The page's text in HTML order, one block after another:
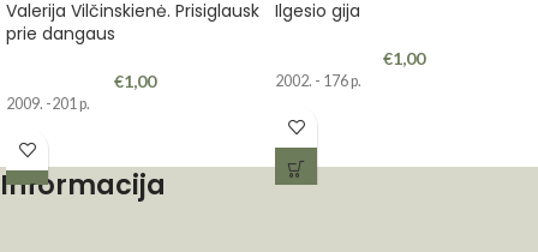
Valerija Vilčinskienė. Prisiglausk
prie dangaus
€1,00
2009. -201 p.
Ilgesio gija
€1,00
2002. - 176 p.
Informacija